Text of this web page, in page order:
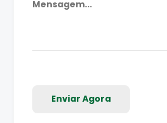
Enviar Agora